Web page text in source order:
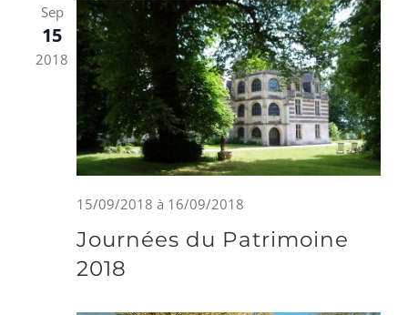
Sep
15
2018
15/09/2018 à 16/09/2018
Journées du Patrimoine
2018